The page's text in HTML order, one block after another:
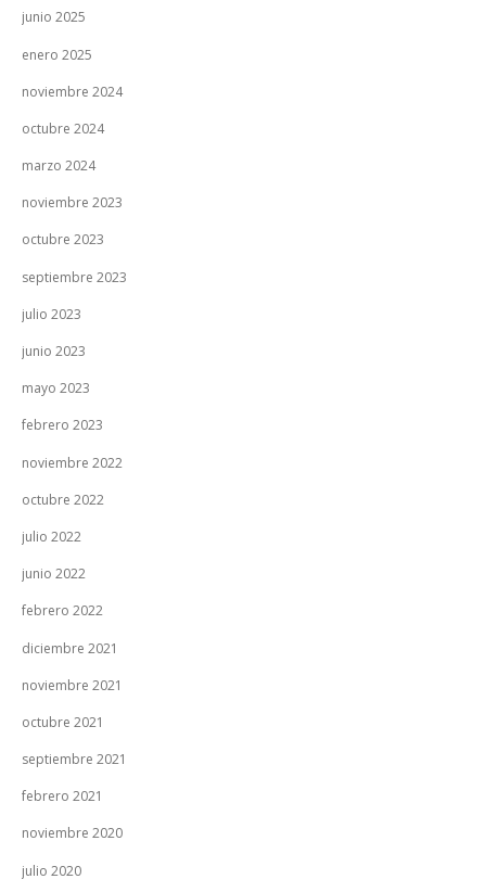
junio 2025
enero 2025
noviembre 2024
octubre 2024
marzo 2024
noviembre 2023
octubre 2023
septiembre 2023
julio 2023
junio 2023
mayo 2023
febrero 2023
noviembre 2022
octubre 2022
julio 2022
junio 2022
febrero 2022
diciembre 2021
noviembre 2021
octubre 2021
septiembre 2021
febrero 2021
noviembre 2020
julio 2020